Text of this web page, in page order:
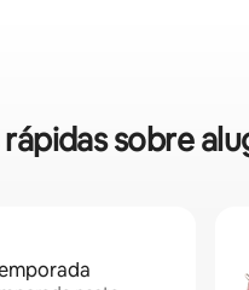
sobre